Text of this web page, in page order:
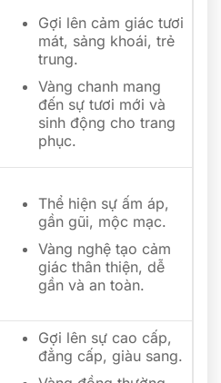
Gợi lên cảm giác tươi
mát, sảng khoái, trẻ
trung.
Vàng chanh mang
đến sự tươi mới và
sinh động cho trang
phục.
Thể hiện sự ấm áp,
gần gũi, mộc mạc.
Vàng nghệ tạo cảm
giác thân thiện, dễ
gần và an toàn.
Gợi lên sự cao cấp,
đẳng cấp, giàu sang.